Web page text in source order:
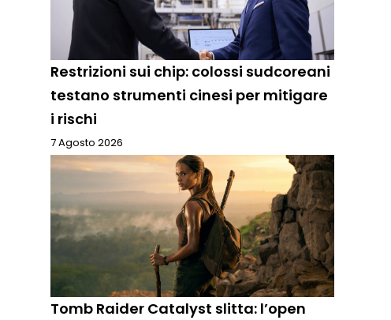
Restrizioni sui chip: colossi sudcoreani
testano strumenti cinesi per mitigare
i rischi
7 Agosto 2026
Tomb Raider Catalyst slitta: l’open